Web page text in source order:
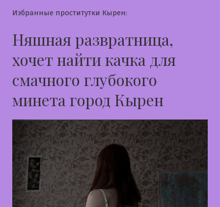
Избранные проститутки Кырен:
Няшная развратница,
хочет найти качка для
смачного глубокого
минета город Кырен